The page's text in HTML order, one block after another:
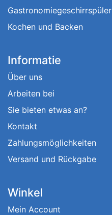
Gastronomiegeschirrspüler
Kochen und Backen
Informatie
Über uns
Arbeiten bei
Sie bieten etwas an?
Kontakt
Zahlungsmöglichkeiten
Versand und Rückgabe
Winkel
Mein Account